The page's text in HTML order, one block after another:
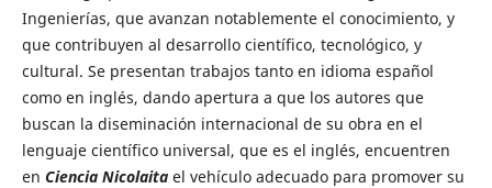
Ingenierías, que avanzan notablemente el conocimiento, y
que contribuyen al desarrollo científico, tecnológico, y
cultural. Se presentan trabajos tanto en idioma español
como en inglés, dando apertura a que los autores que
buscan la diseminación internacional de su obra en el
lenguaje científico universal, que es el inglés, encuentren
en Ciencia Nicolaitael vehículo adecuado para promover su